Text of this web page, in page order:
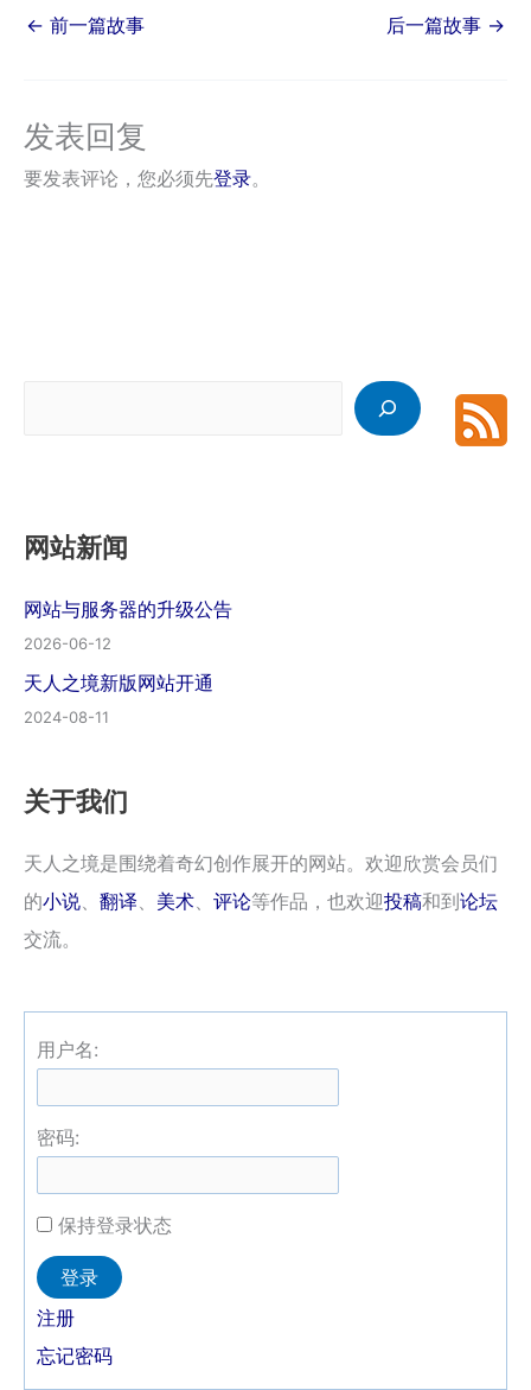
← 前一篇故事 后一篇故事 →
发表回复
要发表评论，您必须先登录。
网站新闻
网站与服务器的升级公告
2026-06-12
天人之境新版网站开通
2024-08-11
关于我们
天人之境是围绕着奇幻创作展开的网站。欢迎欣赏会员们
的小说 翻译 美术 评论等作品，也欢迎投稿和到论坛
交流。
用户名:
密码:
保持登录状态
Alternative:
登录
注册
忘记密码